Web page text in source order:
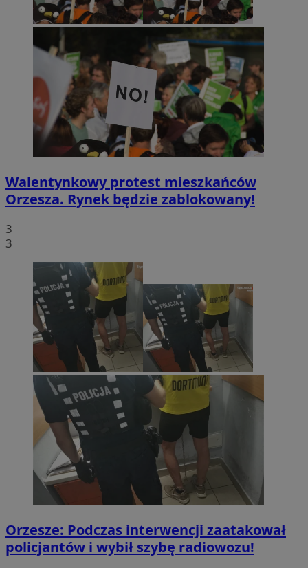
Walentynkowy protest mieszkańców
Orzesza. Rynek będzie zablokowany!
3
3
Orzesze: Podczas interwencji zaatakował
policjantów i wybił szybę radiowozu!